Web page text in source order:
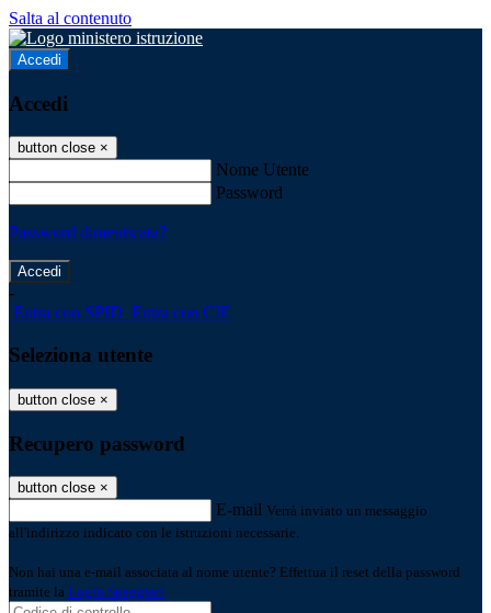
Salta al contenuto
Accedi
Accedi
button close ×
Nome Utente
Password
Password dimenticata?
-
Entra con SPID Entra con CIE
Seleziona utente
button close ×
Recupero password
button close ×
E-mail Verrà inviato un messaggio
all'indirizzo indicato con le istruzioni necessarie.
Non hai una e-mail associata al nome utente? Effettua il reset della password
tramite la Login Spaggiari